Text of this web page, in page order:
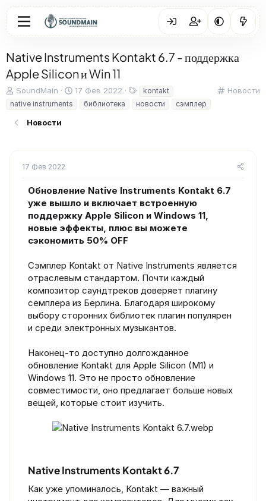
Native Instruments Kontakt 6.7 - поддержка
Apple Silicon и Win 11
К
Новости
А
в
т
о
SoundMain
Д
а
т
17 Фев 2022
е
г
kontakt
native instruments
библиотека новости сэмплер
Новости
17 Фев 2022
Обновление Native Instruments Kontakt 6.7
уже вышло и включает встроенную
поддержку Apple Silicon и Windows 11,
новые эффекты, плюс вы можете
сэкономить 50% OFF
Сэмплер Kontakt от Native Instruments является
отраслевым стандартом. Почти каждый
композитор саундтреков доверяет плагину
семплера из Берлина. Благодаря широкому
выбору сторонних библиотек плагин популярен
и среди электронных музыкантов.
Наконец-то доступно долгожданное
обновление Kontakt для Apple Silicon (M1) и
Windows 11. Это не просто обновление
совместимости, оно предлагает больше новых
вещей, которые стоит изучить.
Native Instruments Kontakt 6.7​
Как уже упоминалось, Kontakt — важный